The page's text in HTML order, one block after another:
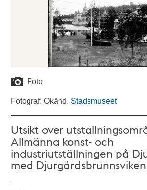
Foto
Fotograf: Okänd. Stadsmuseet
Utsikt över
Allmänna konst- och
industriutställningen på
med Djurgårdsbrunnsviken